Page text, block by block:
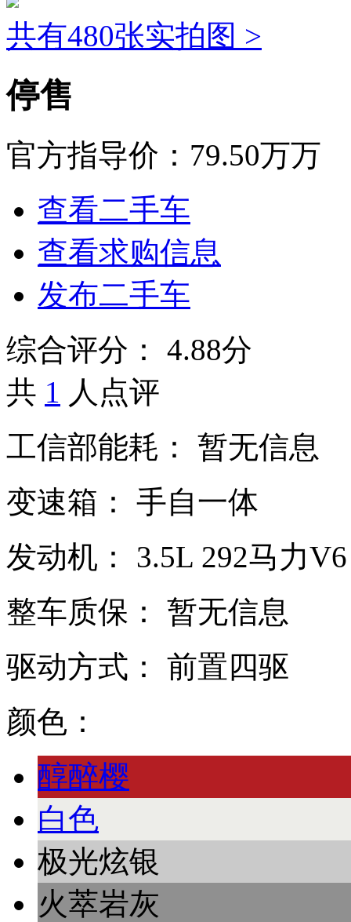
共有480张实拍图 >
停售
官方指导价： 79.50万万
查看二手车
查看求购信息
发布二手车
综合评分：
4.88分
共 1 人点评
工信部能耗：
暂无信息
变速箱：
手自一体
发动机：
3.5L 292马力V6
整车质保：
暂无信息
驱动方式：
前置四驱
颜色：
醇醉樱
白色
极光炫银
火萃岩灰